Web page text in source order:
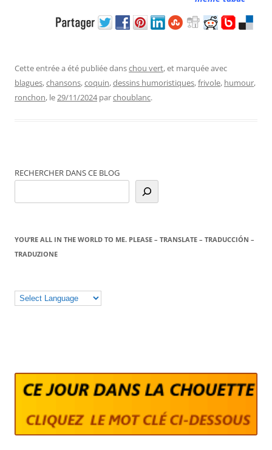
Cette entrée a été publiée danschou vert, et marquée avec
blagues,chansons,coquin,dessins humoristiques,frivole, humour,
ronchon, le29/11/2024 parchoublanc.
RECHERCHER DANS CE BLOG
YOU’RE ALL IN THE WORLD TO ME. PLEASE – TRANSLATE – TRADUCCIÓN –
TRADUZIONE